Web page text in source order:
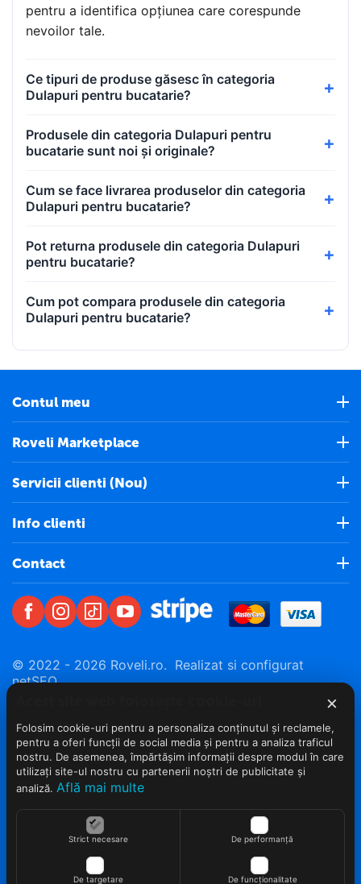
pentru a identifica opțiunea care corespunde
nevoilor tale.
Ce tipuri de produse găsesc în categoria
Dulapuri pentru bucatarie?
Produsele din categoria Dulapuri pentru
bucatarie sunt noi și originale?
Cum se face livrarea produselor din categoria
Dulapuri pentru bucatarie?
Pot returna produsele din categoria Dulapuri
pentru bucatarie?
Cum pot compara produsele din categoria
Dulapuri pentru bucatarie?
Contul meu
Roveli Marketplace
Servicii clienti (Nou)
Info clienti
Contact
© 2022 - 2026 Roveli.ro. Realizat si configurat
netSEO
×
Folosim cookie-uri pentru a personaliza conținutul și reclamele,
pentru a oferi funcții de social media și pentru a analiza traficul
nostru. De asemenea, împărtășim informații despre modul în care
utilizați site-ul nostru cu partenerii noștri de publicitate și
analiză. Află mai multe
Strict necesare De performanță
De targetare De funcționalitate